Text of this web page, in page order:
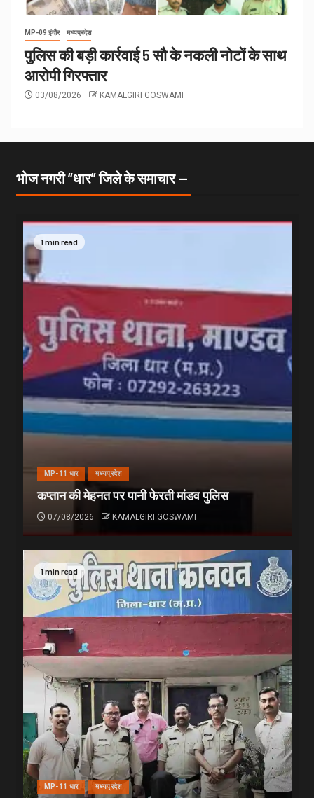
MP-09 इंदौर मध्यप्रदेश
पुलिस की बड़ी कार्रवाई 5 सौ के नकली नोटों के साथ
आरोपी गिरफ्तार
03/08/2026 KAMALGIRI GOSWAMI
भोज नगरी “धार” जिले के समाचार —
1 min read
MP-11 धार मध्यप्रदेश
कप्तान की मेहनत पर पानी फेरती मांडव पुलिस
07/08/2026 KAMALGIRI GOSWAMI
1 min read
MP-11 धार मध्यप्रदेश